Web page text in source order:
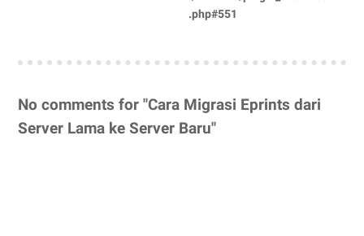
.php#551
No comments for "Cara Migrasi Eprints dari
Server Lama ke Server Baru"